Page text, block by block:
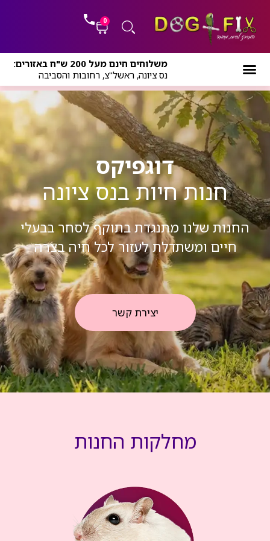
לתוכן
0
עגלת
קניות
משלוחים חינם מעל 200 ש"ח באזורים:
נס ציונה, ראשל"צ, רחובות והסביבה
דוגפיקס
חנות חיות בנס ציונה
החנות שלנו מתנגדת בתוקף לסחר בבעלי
חיים ומשתדלת לעזור לכל חיה בצרה
יצירת קשר
מחלקות החנות